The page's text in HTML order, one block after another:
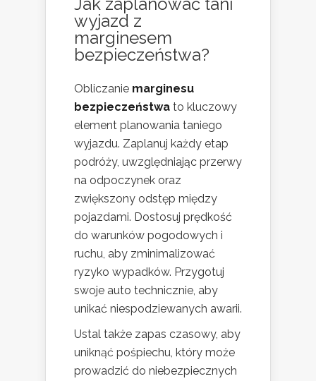
wyjazd z
marginesem
bezpieczeństwa?
Obliczanie marginesu
bezpieczeństwa to kluczowy
element planowania taniego
wyjazdu. Zaplanuj każdy etap
podróży, uwzględniając przerwy
na odpoczynek oraz
zwiększony odstęp między
pojazdami. Dostosuj prędkość
do warunków pogodowych i
ruchu, aby zminimalizować
ryzyko wypadków. Przygotuj
swoje auto technicznie, aby
unikać niespodziewanych awarii.
Ustal także zapas czasowy, aby
uniknąć pośpiechu, który może
prowadzić do niebezpiecznych